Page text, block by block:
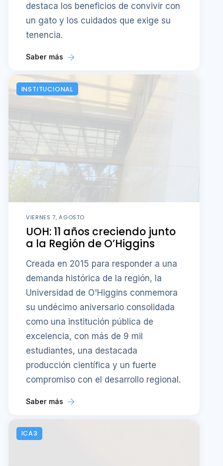
destaca los beneficios de convivir con
un gato y los cuidados que exige su
tenencia.
Saber más
INSTITUCIONAL
VIERNES 7, AGOSTO
UOH: 11 años creciendo junto
a la Región de O’Higgins
Creada en 2015 para responder a una
demanda histórica de la región, la
Universidad de O'Higgins conmemora
su undécimo aniversario consolidada
como una institución pública de
excelencia, con más de 9 mil
estudiantes, una destacada
producción científica y un fuerte
compromiso con el desarrollo regional.
Saber más
ICA3